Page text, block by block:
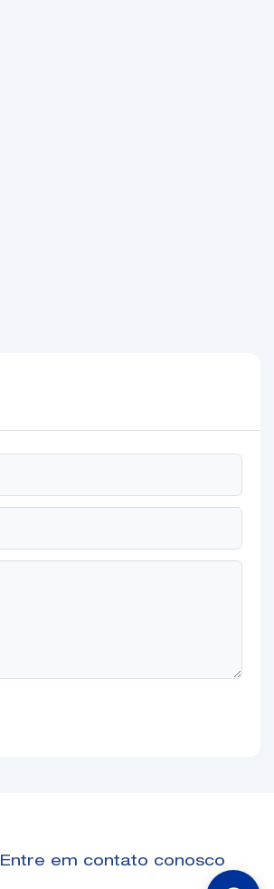
Entre em contato conosco